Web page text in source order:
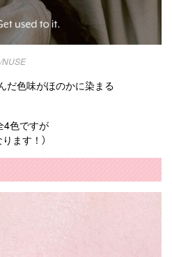
NUSE
だ色味がほのかに染まる
4色ですが
ます！）